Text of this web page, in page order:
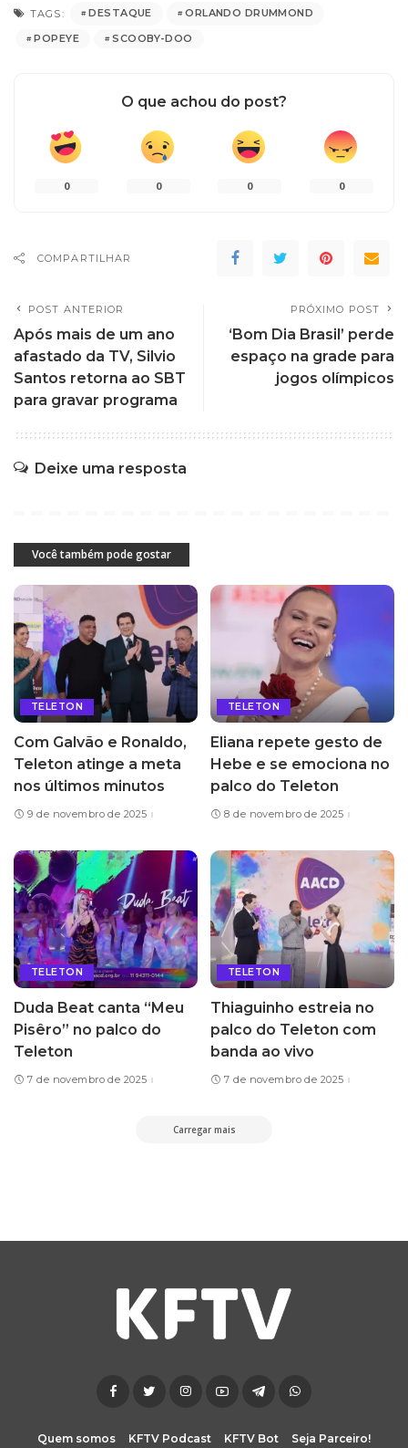
TAGS: DESTAQUE
ORLANDO DRUMMOND
POPEYE
SCOOBY-DOO
O que achou do post?
0 0 0 0
COMPARTILHAR
POST ANTERIOR
Após mais de um ano
afastado da TV, Silvio
Santos retorna ao SBT
para gravar programa
PRÓXIMO POST
‘Bom Dia Brasil’ perde
espaço na grade para
jogos olímpicos
Deixe uma resposta
Você também pode gostar
TELETON
Com Galvão e Ronaldo,
Teleton atinge a meta
nos últimos minutos
9 de novembro de 2025
TELETON
Eliana repete gesto de
Hebe e se emociona no
palco do Teleton
8 de novembro de 2025
TELETON
Duda Beat canta “Meu
Pisêro” no palco do
Teleton
7 de novembro de 2025
TELETON
Thiaguinho estreia no
palco do Teleton com
banda ao vivo
7 de novembro de 2025
Carregar mais
Quem somos KFTV Podcast KFTV Bot Seja Parceiro!